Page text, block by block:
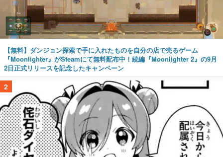
【無料】ダンジョン探索で手に入れたものを自分の店で売るゲーム
『Moonlighter』がSteamにて無料配布中！続編『Moonlighter 2』の9月
2日正式リリースを記念したキャンペーン
2